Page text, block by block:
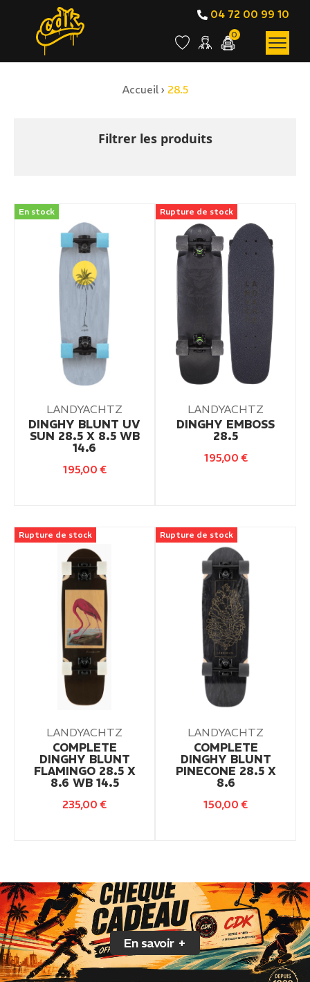
04 72 00 99 10
0
BOUTIQUE EN LIGNEAccueil› 28.5
Filtrer les produits
En stock
LANDYACHTZ
DINGHY BLUNT UV
SUN 28.5 X 8.5 WB
14.6
195,00€
Rupture de stock
LANDYACHTZ
DINGHY EMBOSS
28.5
195,00€
Rupture de stock
LANDYACHTZ
COMPLETE
DINGHY BLUNT
FLAMINGO 28.5 X
8.6 WB 14.5
235,00€
Rupture de stock
LANDYACHTZ
COMPLETE
DINGHY BLUNT
PINECONE 28.5 X
8.6
150,00€
En savoir +